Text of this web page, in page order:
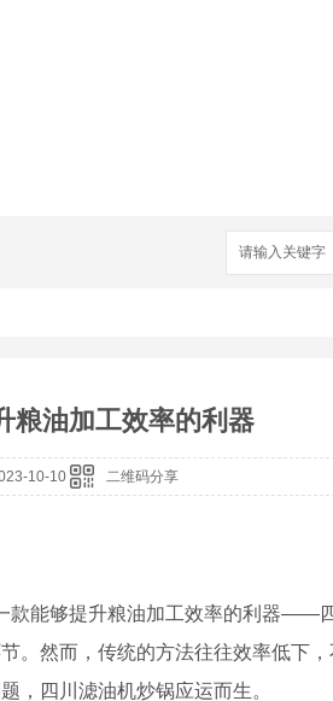
粮油加工效率的利器
10-10 二维码分享
款能够提升粮油加工效率的利器——
。然而，传统的方法往往效率低下
，四川滤油机炒锅应运而生。